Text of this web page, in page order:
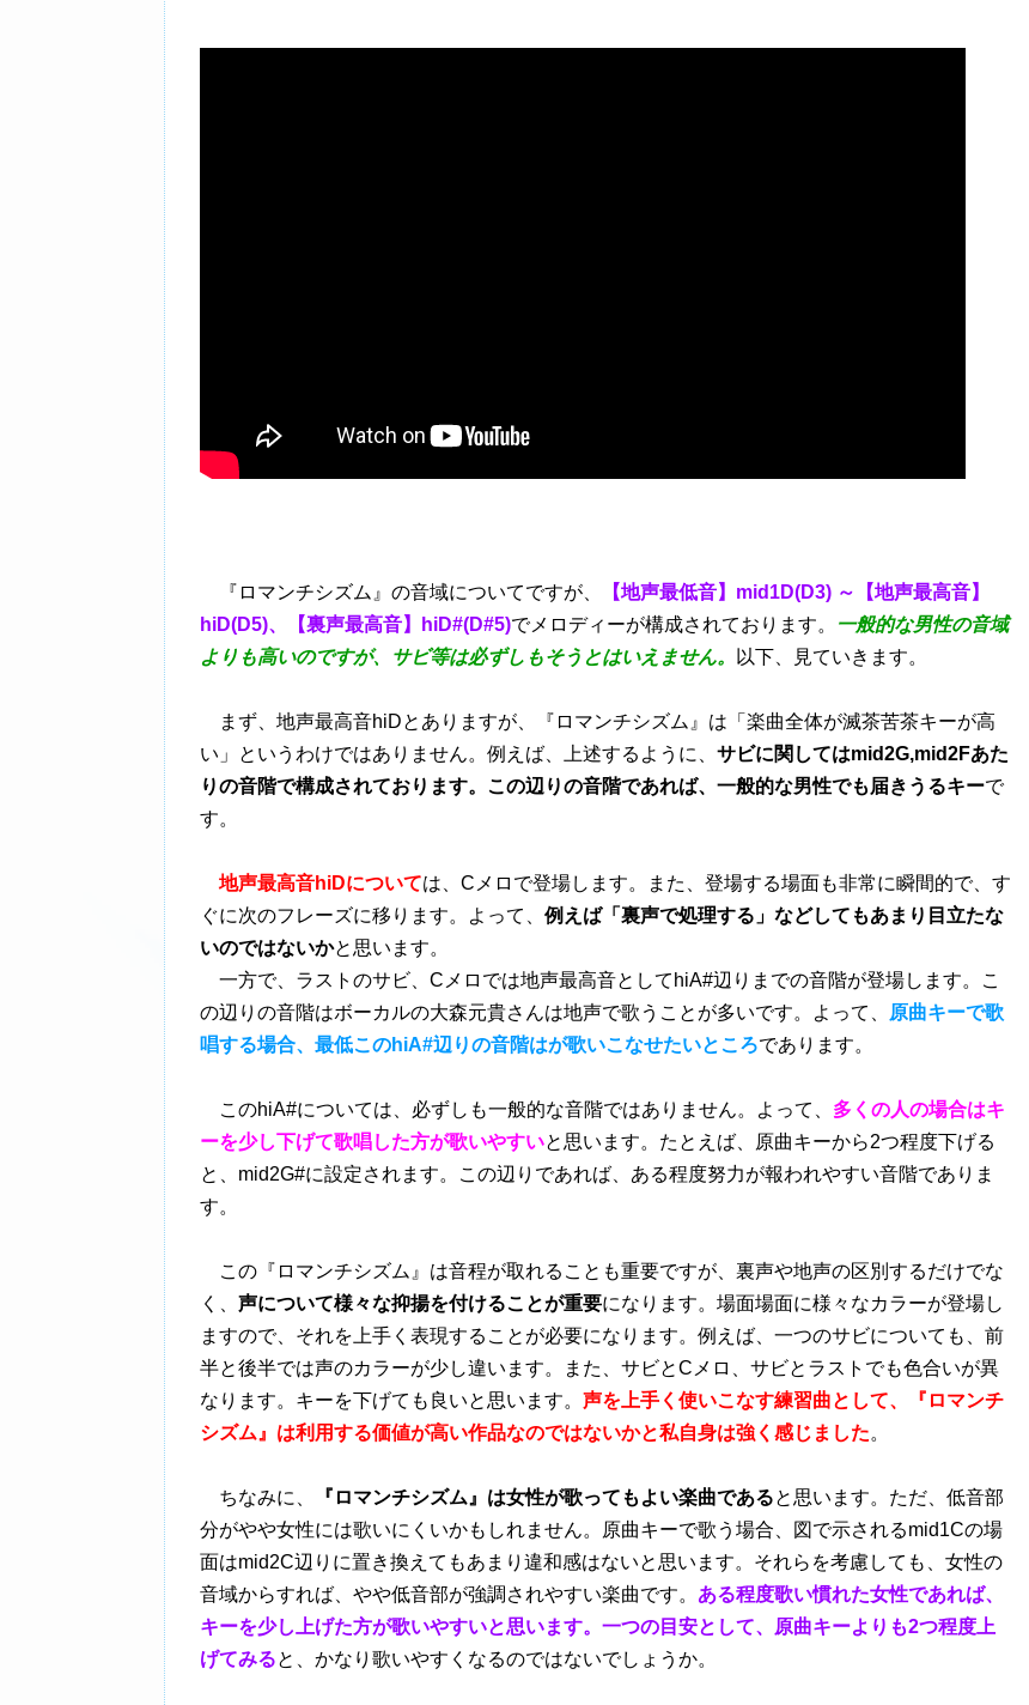
『ロマンチシズム』の音域についてですが、
【地声最低音】mid1D(D3) ～【地声最高音】
hiD(D5)、【裏声最高音】hiD#(D#5)でメロディーが構成されております。
一般的な男性の音域
よりも高いのですが、サビ等は必ずしもそうとはいえません。
以下、見ていきます。
まず、地声最高音hiDとありますが、『ロマンチシズム』は「楽曲全体が滅茶苦茶キーが高
い」というわけではありません。例えば、上述するように、 サビに関してはmid2G,mid2Fあた
りの音階で構成されております。この辺りの音階であれば、一般的な男性でも届きうるキーで
す。
地声最高音hiDについては、Cメロで登場します。また、登場する場面も非常に瞬間的で、す
ぐに次のフレーズに移ります。よって、 例えば「裏声で処理する」などしてもあまり目立たな
いのではないかと思います。
一方で、ラストのサビ、Cメロでは地声最高音としてhiA#辺りまでの音階が登場します。こ
の辺りの音階はボーカルの大森元貴さんは地声で歌うことが多いです。よって、
原曲キーで歌
唱する場合、 最低このhiA#辺りの音階はが歌いこなせたいところであります。
このhiA#については、必ずしも一般的な音階ではありません。よって、 多くの人の場合はキ
ーを少し下げて歌唱した方が歌いやすいと思います。たとえば、原曲キーから2つ程度下げる
と、mid2G#に設定されます。この辺りであれば、ある程度努力が報われやすい音階でありま
す。
この『ロマンチシズム』は音程が取れることも重要ですが、裏声や地声の区別するだけでな
く、 声について様々な抑揚を付けることが重要になります。場面場面に様々なカラーが登場し
ますので、それを上手く表現することが必要になります。例えば、一つのサビについても、前
半と後半では声のカラーが少し違います。また、サビとCメロ、サビとラストでも色合いが異
なります。キーを下げても良いと思います。 声を上手く使いこなす練習曲として、『ロマンチ
シズム』は利用する価値が高い作品なのではないかと私自身は強く感じました。
ちなみに、 『ロマンチシズム』は女性が歌ってもよい楽曲であると思います。ただ、低音部
分がやや女性には歌いにくいかもしれません。原曲キーで歌う場合、図で示されるmid1Cの場
面はmid2C辺りに置き換えてもあまり違和感はないと思います。それらを考慮しても、女性の
音域からすれば、やや低音部が強調されやすい楽曲です。 ある程度歌い慣れた女性であれば、
キーを少し上げた方が歌いやすいと思います。一つの目安として、原曲キーよりも2つ程度上
げてみると、かなり歌いやすくなるのではないでしょうか。